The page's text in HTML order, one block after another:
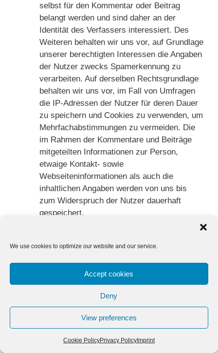
We use cookies to optimize our website and our service.
Accept cookies
Deny
View preferences
Cookie PolicyPrivacy PolicyImprint
selbst für den Kommentar oder Beitrag
belangt werden und sind daher an der
Identität des Verfassers interessiert. Des
Weiteren behalten wir uns vor, auf Grundlage
unserer berechtigten Interessen die Angaben
der Nutzer zwecks Spamerkennung zu
verarbeiten. Auf derselben Rechtsgrundlage
behalten wir uns vor, im Fall von Umfragen
die IP-Adressen der Nutzer für deren Dauer
zu speichern und Cookies zu verwenden, um
Mehrfachabstimmungen zu vermeiden. Die
im Rahmen der Kommentare und Beiträge
mitgeteilten Informationen zur Person,
etwaige Kontakt- sowie
Webseiteninformationen als auch die
inhaltlichen Angaben werden von uns bis
zum Widerspruch der Nutzer dauerhaft
gespeichert.
Akismet Anti-
unserer berechtigten Interessen den Dienst
“Akismet“. Mit Hilfe von Akismet werden
Kommentare echter Menschen von Spam-
Kommentaren unterschieden. Dazu werden
alle Kommentarangaben an einen Server in
den USA verschickt, wo sie analysiert und
für Vergleichszwecke vier Tage lang